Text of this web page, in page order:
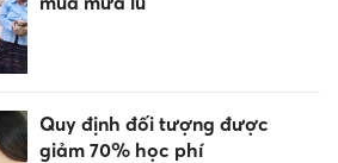
Quy định đối tượng được
giảm 70% học phí